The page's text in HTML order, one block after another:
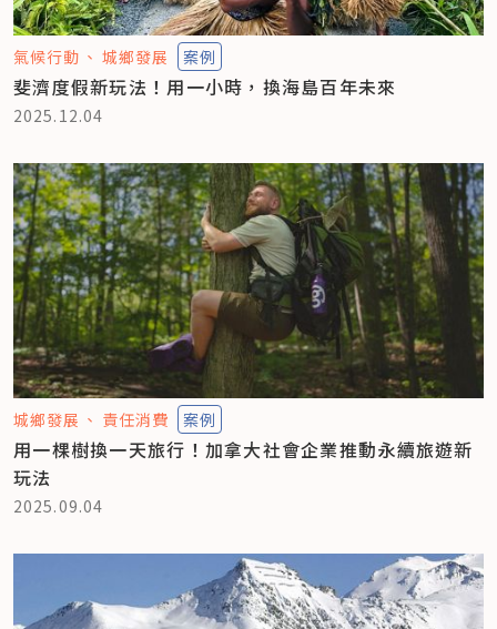
氣候行動 城鄉發展 案例
斐濟度假新玩法！用一小時，換海島百年未來
2025.12.04
城鄉發展 責任消費 案例
用一棵樹換一天旅行！加拿大社會企業推動永續旅遊新
玩法
2025.09.04